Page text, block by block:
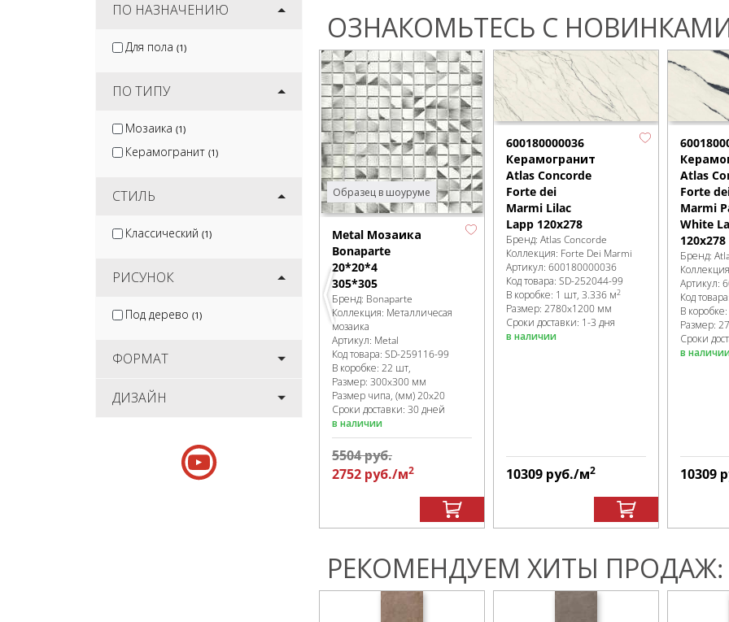
ПО НАЗНАЧЕНИЮ
Для пола (1)
ПО ТИПУ
Мозаика (1)
Керамогранит (1)
СТИЛЬ
Классический (1)
РИСУНОК
Под дерево (1)
ФОРМАТ
ДИЗАЙН
ОЗНАКОМЬТЕСЬ С
Образец в шоуруме
Metal Мозаика
Bonaparte
20*20*4
305*305
Бренд: Bonaparte
Коллекция: Металличесая
мозаика
Артикул: Metal
Код товара: SD-259116-99
В коробке: 22 шт,
Размер: 300x300 мм
Размер чипа, (мм)20x20
Сроки доставки: 30 дней
в наличии
5504руб.
2752 руб./м2
600180000036
Керамогранит
Atlas Concorde
Forte dei
Marmi Lilac
Lapp 120x278
Бренд: Atlas Concorde
Коллекция: Forte Dei Marmi
Артикул: 600180000036
Код товара: SD-252044-99
В коробке: 1 шт, 3.336 м2
Размер: 2780x1200 мм
Сроки доставки: 1-3 дня
в наличии
10309 руб./м2
Atlas
Forte
Marmi
White
120x278
Бренд:
Артикул:
Код товара:
В коробке:
Размер:
Сроки
в наличии
10309
РЕКОМЕНДУЕМ ХИТЫ ПРОДАЖ: